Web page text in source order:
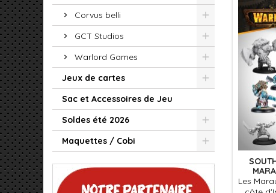
Corvus belli
GCT Studios
Warlord Games
Jeux de cartes
Sac et Accessoires de Jeu
Soldes été 2026
Maquettes / Cobi
Les